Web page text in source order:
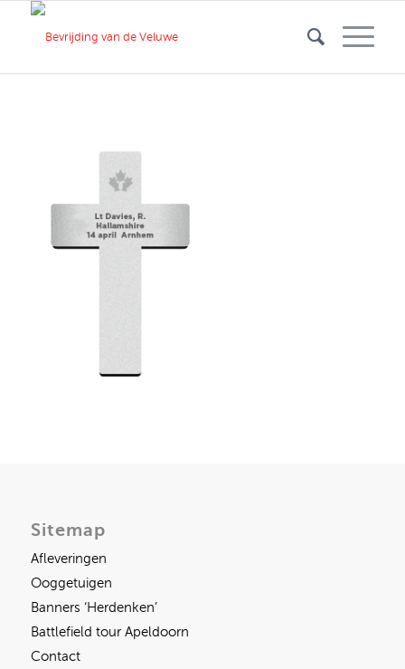
Sitemap
Afleveringen
Ooggetuigen
Banners ‘Herdenken’
Battlefield tour Apeldoorn
Contact